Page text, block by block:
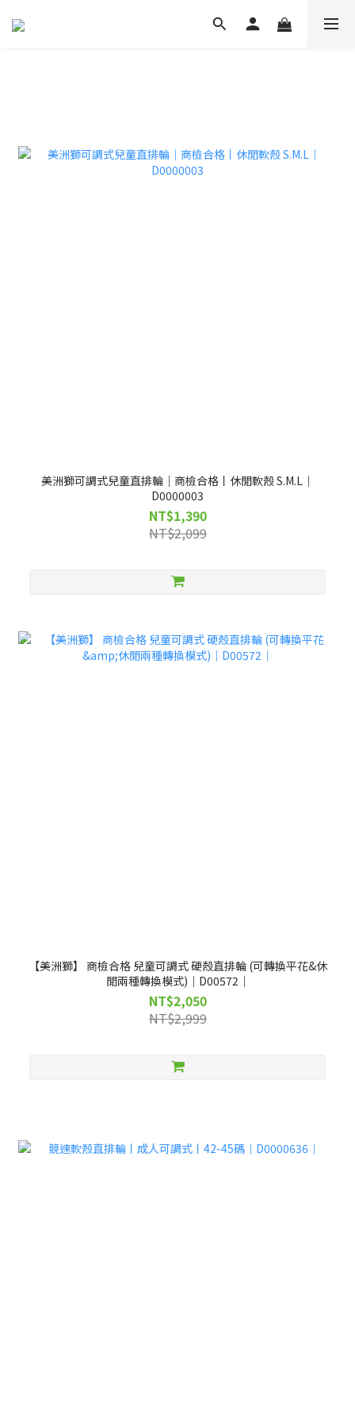
美洲獅可調式兒童直排輪｜商檢合格丨休閒軟殼 S.M.L｜
D0000003
NT$1,390
NT$2,099
【美洲獅】 商檢合格 兒童可調式 硬殼直排輪 (可轉換平花&休
閒兩種轉換模式)｜D00572｜
NT$2,050
NT$2,999